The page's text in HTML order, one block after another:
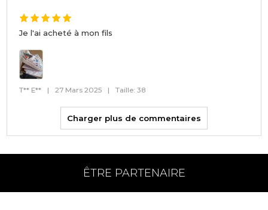
Je l'ai acheté à mon fils
T** E** | 27 Mars 2025 | Taille: 38
Charger plus de commentaires
ÊTRE PARTENAIRE